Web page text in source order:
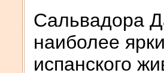
Сальвадора
наиболее
испанского